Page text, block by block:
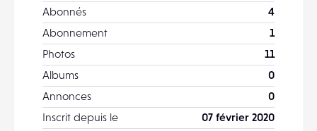
Abonnés
4
Abonnement
1
Photos
11
Albums
0
Annonces
0
Inscrit depuis le
07 février 2020